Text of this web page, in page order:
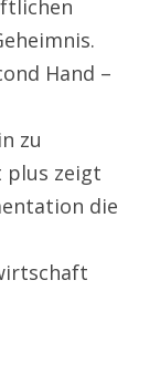
Hand –
zu
plus zeigt
die